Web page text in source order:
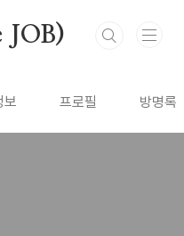
JOB)
보 프로필 방명록